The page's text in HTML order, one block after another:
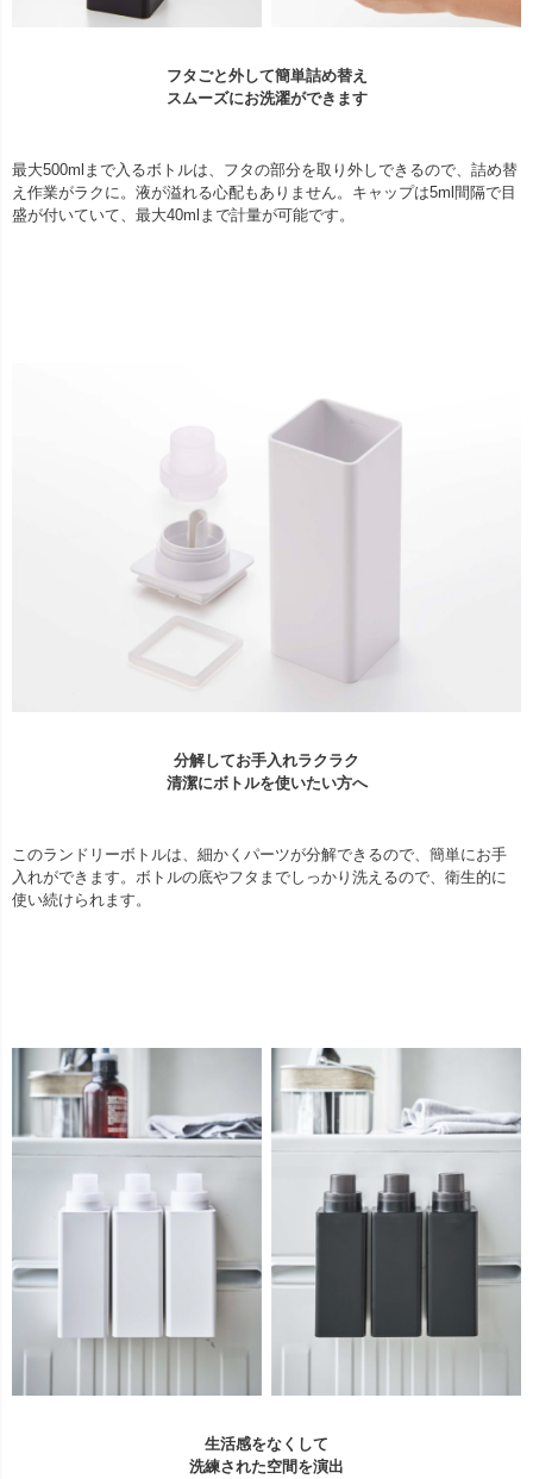
フタごと外して簡単詰め替え
スムーズにお洗濯ができます
最大500mlまで入るボトルは、フタの部分を取り外しできるので、詰め替
え作業がラクに。液が溢れる心配もありません。キャップは5ml間隔で目
盛が付いていて、最大40mlまで計量が可能です。
分解してお手入れラクラク
清潔にボトルを使いたい方へ
このランドリーボトルは、細かくパーツが分解できるので、簡単にお手
入れができます。ボトルの底やフタまでしっかり洗えるので、衛生的に
使い続けられます。
生活感をなくして
洗練された空間を演出